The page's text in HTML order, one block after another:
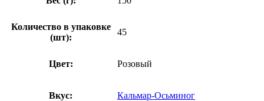
Количество в упаковке
(шт):
45
Цвет: Розовый
Вкус: Кальмар-Осьминог